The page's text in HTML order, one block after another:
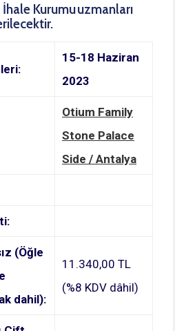
Kurumu uzmanları
15-18 Haziran
2023
Otium Family
Stone Palace
Side / Antalya
(Öğle
dahil):
11.340,00 TL
(%8 KDV dâhil)